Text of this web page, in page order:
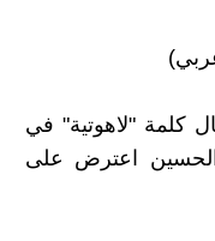
كلمة "لاهوتية" في
الحسين اعترض على